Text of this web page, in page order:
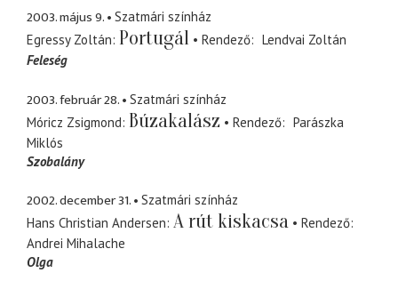
2003. május 9.
Szatmári színház
Egressy Zoltán Portugál Rendező
Lendvai Zoltán
Feleség
2003. február 28.
Szatmári színház
Móricz Zsigmond Búzakalász Rendező
Parászka
Miklós
Szobalány
2002. december 31.
Szatmári színház
Hans Christian Andersen A rút kiskacsa
Rendező
Andrei Mihalache
Olga